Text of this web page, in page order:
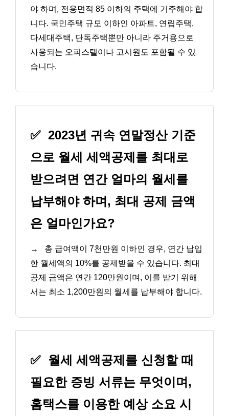
야 하며, 전용면적 85 이하의 주택에 거주해야 합
니다. 국민주택 규모 이하인 아파트, 연립주택,
다세대주택, 단독주택뿐만 아니라 주거용으로
사용되는 오피스텔이나 고시원도 포함될 수 있
습니다.
✅ 2023년 귀속 연말정산 기준
으로 월세 세액공제를 최대로
받으려면 연간 얼마의 월세를
납부해야 하며, 최대 공제 금액
은 얼마인가요?
→
총 급여액이 7천만원 이하인 경우, 연간 납입
한 월세액의 10%를 공제받을 수 있습니다. 최대
공제 금액은 연간 120만원이며, 이를 받기 위해
서는 최소 1,200만원의 월세를 납부해야 합니다.
✅
월세 세액공제를 신청할 때
필요한 증빙 서류는 무엇이며,
홈택스를 이용한 예상 소요 시